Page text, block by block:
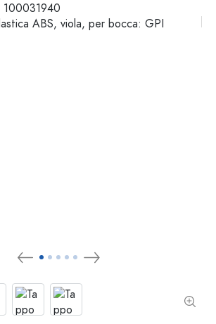
100031940